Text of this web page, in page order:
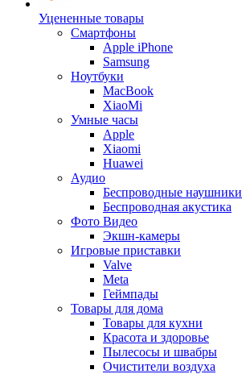
Уцененные товары
Cмартфоны
Apple iPhone
Samsung
Ноутбуки
MacBook
XiaoMi
Умные часы
Apple
Xiaomi
Huawei
Аудио
Беспроводные наушники
Беспроводная акустика
Фото Видео
Экшн-камеры
Игровые приставки
Valve
Meta
Геймпады
Товары для дома
Товары для кухни
Красота и здоровье
Пылесосы и швабры
Очистители воздуха